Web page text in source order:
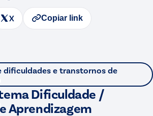
X Copiar link
dificuldades e transtornos de
Dificuldade /
Aprendizagem